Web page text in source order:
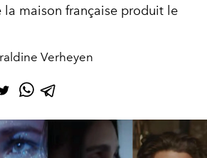
la maison française produit le
Verheyen